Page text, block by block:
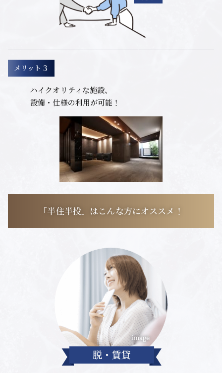
メリット３
ハイクオリティな施設、
設備・仕様の利用が可能！
「半住半投」はこんな方にオススメ！